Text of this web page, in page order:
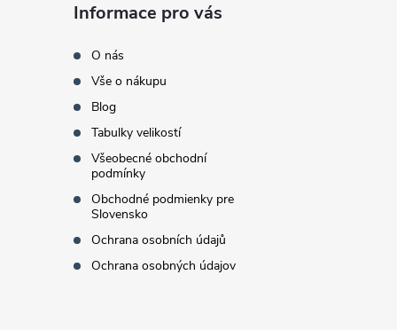
Informace pro vás
O nás
Vše o nákupu
Blog
Tabulky velikostí
Všeobecné obchodní
podmínky
Obchodné podmienky pre
Slovensko
Ochrana osobních údajů
Ochrana osobných údajov